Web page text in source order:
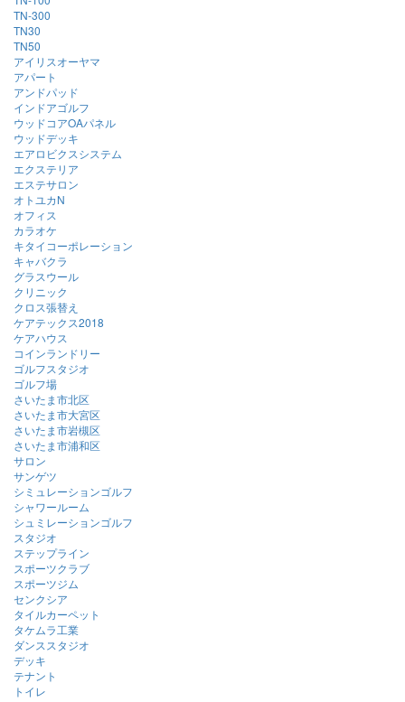
TN-300
TN30
TN50
アイリスオーヤマ
アパート
アンドパッド
インドアゴルフ
ウッドコアOAパネル
ウッドデッキ
エアロビクスシステム
エクステリア
エステサロン
オトユカN
オフィス
カラオケ
キタイコーポレーション
キャバクラ
グラスウール
クリニック
クロス張替え
ケアテックス2018
ケアハウス
コインランドリー
ゴルフスタジオ
ゴルフ場
さいたま市北区
さいたま市大宮区
さいたま市岩槻区
さいたま市浦和区
サロン
サンゲツ
シミュレーションゴルフ
シャワールーム
シュミレーションゴルフ
スタジオ
ステップライン
スポーツクラブ
スポーツジム
センクシア
タイルカーペット
タケムラ工業
ダンススタジオ
デッキ
テナント
トイレ